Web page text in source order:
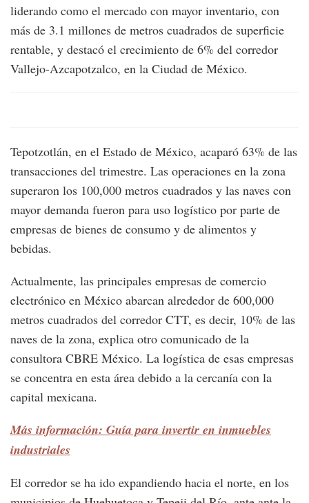
liderando como el mercado con mayor inventario, con
más de 3.1 millones de metros cuadrados de superficie
rentable, y destacó el crecimiento de 6% del corredor
Vallejo-Azcapotzalco, en la Ciudad de México.
Tepotzotlán, en el Estado de México, acaparó 63% de las
transacciones del trimestre. Las operaciones en la zona
superaron los 100,000 metros cuadrados y las naves con
mayor demanda fueron para uso logístico por parte de
empresas de bienes de consumo y de alimentos y
bebidas.
Actualmente, las principales empresas de comercio
electrónico en México abarcan alrededor de 600,000
metros cuadrados del corredor CTT, es decir, 10% de las
naves de la zona, explica otro comunicado de la
consultora CBRE México. La logística de esas empresas
se concentra en esta área debido a la cercanía con la
capital mexicana.
Más información: Guía para invertir en inmuebles
industriales
El corredor se ha ido expandiendo hacia el norte, en los